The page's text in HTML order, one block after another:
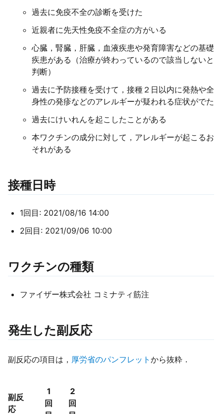
過去に免疫不全の診断を受けた
近親者に先天性免疫不全症の方がいる
心臓，腎臓，肝臓，血液疾患や発育障害などの基礎
疾患がある（治療が終わっているので該当しないと
判断）
過去に予防接種を受けて，接種２日以内に発熱や全
身性の発疹などのアレルギーが疑われる症状がでた
過去にけいれんを起こしたことがある
本ワクチンの成分に対して，アレルギーが起こるお
それがある
接種日時
1回目: 2021/08/16 14:00
2回目: 2021/09/06 10:00
ワクチンの種類
ファイザー株式会社 コミナティ筋注
発生した副反応
副反応の項目は， 厚労省のパンフレット から抜粋．
副反
応
1
回
2
回